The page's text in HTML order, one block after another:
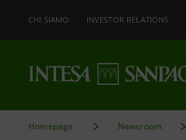
CHI SIAMO INVESTOR RELATIONS
Homepage Newsroom